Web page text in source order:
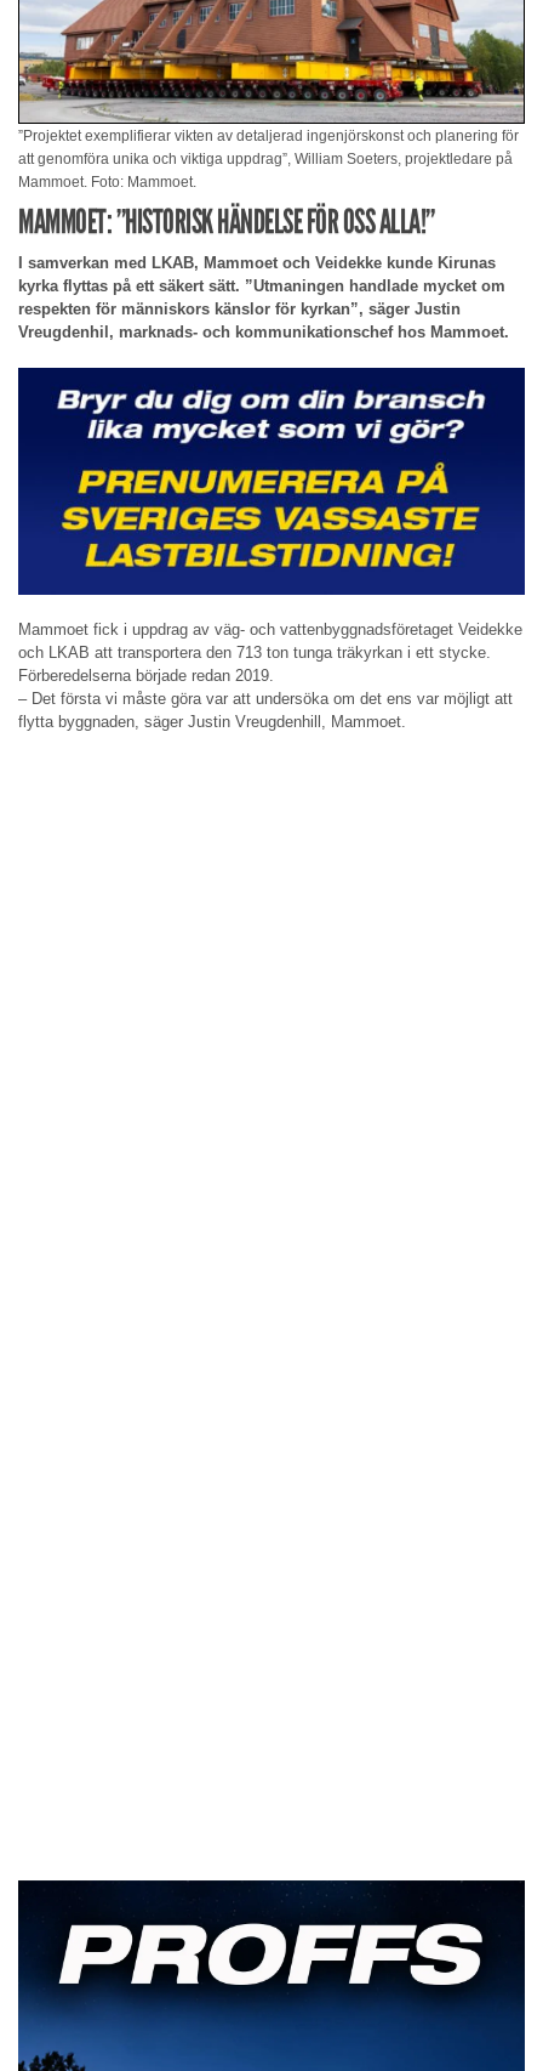
”Projektet exemplifierar vikten av detaljerad ingenjörskonst och planering för
att genomföra unika och viktiga uppdrag”, William Soeters, projektledare på
Mammoet. Foto: Mammoet.
MAMMOET: ”HISTORISK HÄNDELSE FÖR OSS ALLA!”
I samverkan med LKAB, Mammoet och Veidekke kunde Kirunas
kyrka flyttas på ett säkert sätt. ”Utmaningen handlade mycket om
respekten för människors känslor för kyrkan”, säger Justin
Vreugdenhil, marknads- och kommunikationschef hos Mammoet.
Mammoet fick i uppdrag av väg- och vattenbyggnadsföretaget Veidekke
och LKAB att transportera den 713 ton tunga träkyrkan i ett stycke.
Förberedelserna började redan 2019.
– Det första vi måste göra var att undersöka om det ens var möjligt att
flytta byggnaden, säger Justin Vreugdenhill, Mammoet.